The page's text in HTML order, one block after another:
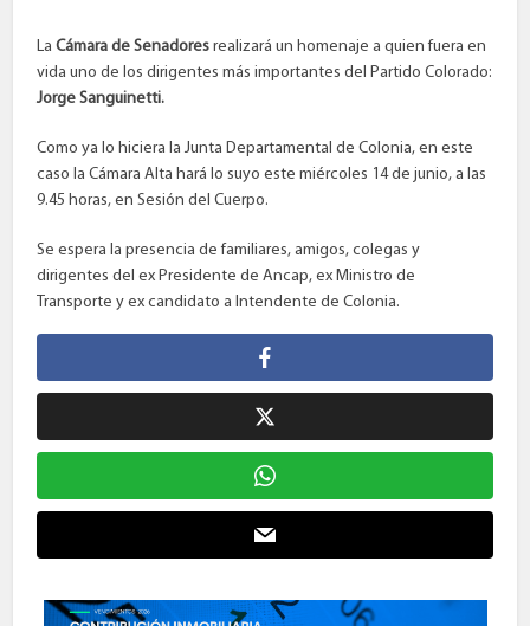
LaCámara de Senadores realizará un homenaje a quien fuera en
vida uno de los dirigentes más importantes del Partido Colorado:
Jorge Sanguinetti.
Como ya lo hiciera la Junta Departamental de Colonia, en este
caso la Cámara Alta hará lo suyo este miércoles 14 de junio, a las
9.45 horas, en Sesión del Cuerpo.
Se espera la presencia de familiares, amigos, colegas y
dirigentes del ex Presidente de Ancap, ex Ministro de
Transporte y ex candidato a Intendente de Colonia.